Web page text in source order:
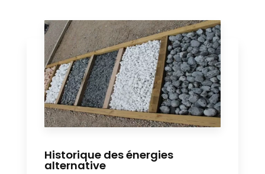
Historique des énergies
alternative